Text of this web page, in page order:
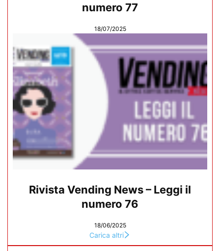
numero 77
18/07/2025
Rivista Vending News – Leggi il
numero 76
18/06/2025
Carica altri